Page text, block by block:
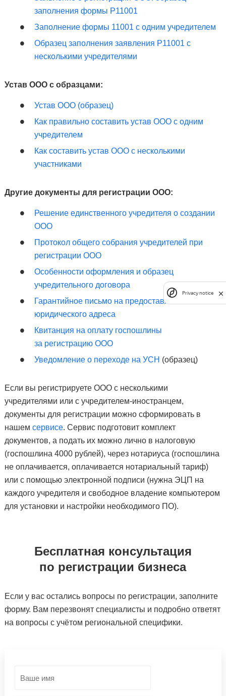
заполнения формы Р11001
Заполнение формы 11001 с одним учредителем
Образец заполнения заявления Р11001 с
несколькими учредителями
Устав ООО с образцами:
Устав ООО (образец)
Как правильно составить устав ООО с одним
учредителем
Как составить устав ООО с несколькими
участниками
Другие документы для регистрации ООО:
Решение единственного учредителя о создании
ООО
Протокол общего собрания учредителей при
регистрации ООО
Особенности оформления и образец
учредительного договора
Гарантийное письмо на предоставление
юридического адреса
Квитанция на оплату госпошлины
за регистрацию ООО
Уведомление о переходе на УСН (образец)
Если вы регистрируете ООО с несколькими
учредителями или с учредителем-иностранцем,
документы для регистрации можно сформировать в
нашем сервисе. Сервис подготовит комплект
документов, а подать их можно лично в налоговую
(госпошлина 4000 рублей), через нотариуса (госпошлина
не оплачивается, оплачивается нотариальный тариф)
или с помощью электронной подписи (нужна ЭЦП на
каждого учредителя и свободное владение компьютером
для установки и настройки необходимого ПО).
Бесплатная консультация
по регистрации бизнеса
Если у вас остались вопросы по регистрации, заполните
форму. Вам перезвонят специалисты и подробно ответят
на вопросы с учётом региональной специфики.
Privacy notice